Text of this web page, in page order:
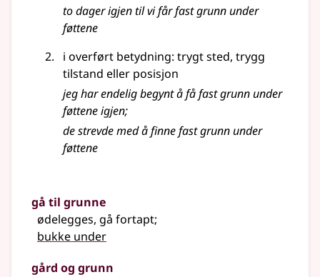
to dager igjen til vi får fast grunn under
føttene
i overført betydning: trygt sted, trygg
tilstand eller posisjon
jeg har endelig begynt å få fast grunn under
føttene igjen;
de strevde med å finne fast grunn under
føttene
gå til grunne
ødelegges, gå fortapt;
bukke under
gård og grunn